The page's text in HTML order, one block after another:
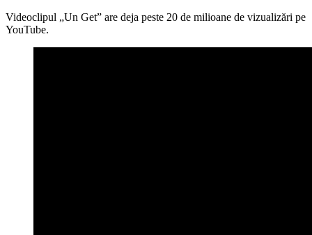
Videoclipul „Un Get” are deja peste 20 de milioane de vizualizări pe
YouTube.